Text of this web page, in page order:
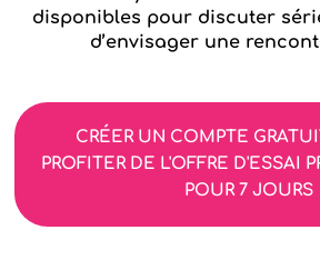
disponibles pour discuter
d’envisager une
CRÉER UN COMPTE
PROFITER DE L'OFFRE D'ESSAI
POUR 7 JOURS